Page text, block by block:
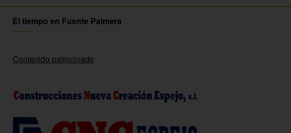
El tiempo en Fuente Palmera
Contenido patrocinado